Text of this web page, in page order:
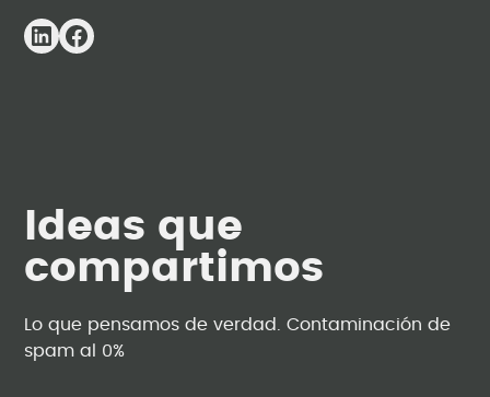
Ideas que
compartimos
Lo que pensamos de verdad. Contaminación de
spam al 0%